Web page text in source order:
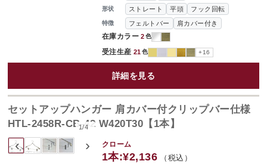
形状 ストレート 平頭 フック回転
特徴 フェルトバー 肩カバー付き
在庫カラー 2色
受注生産 21色 +16
詳細を見る
‹ ›
1/4
セットアップハンガー 肩カバー付クリップバー仕様
HTL-2458R-CB-42 W420T30【1本】
クローム
1本:¥2,136 （税込）